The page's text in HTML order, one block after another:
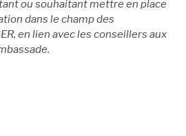
ou souhaitant mettre en place
dans le champ des
en lien avec les conseillers aux